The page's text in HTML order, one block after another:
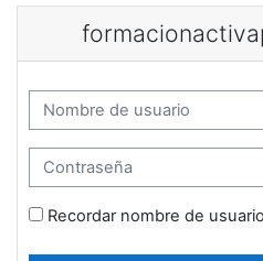
Salta al contenido principal
Nombre de usuario
Contraseña
Recordar nombre de usuario